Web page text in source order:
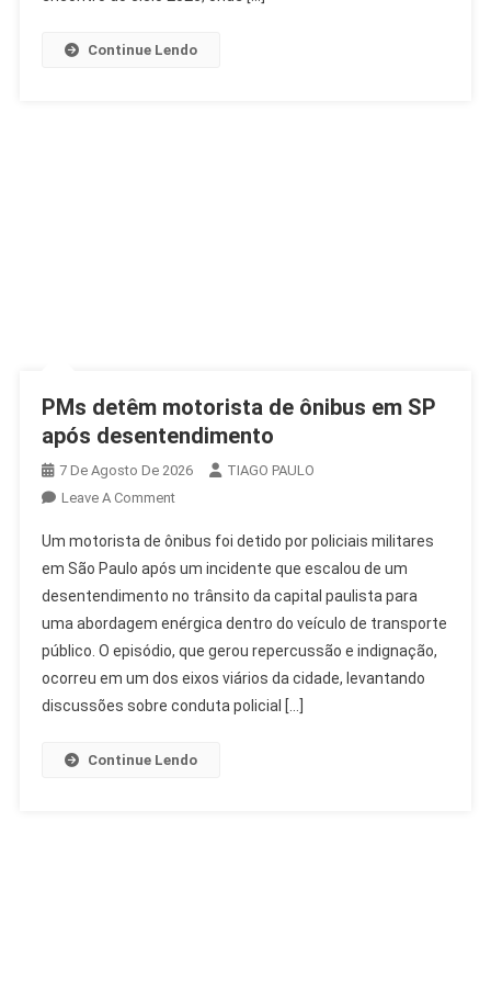
Continue Lendo
PMs detêm motorista de ônibus em SP
após desentendimento
7 De Agosto De 2026
TIAGO PAULO
Leave A CommentOn
Detêm
Motorista
De
Ônibus
Em
SP
Após
Um motorista de ônibus foi detido por policiais militares
em São Paulo após um incidente que escalou de um
desentendimento no trânsito da capital paulista para
uma abordagem enérgica dentro do veículo de transporte
público. O episódio, que gerou repercussão e indignação,
ocorreu em um dos eixos viários da cidade, levantando
discussões sobre conduta policial […]
Continue Lendo